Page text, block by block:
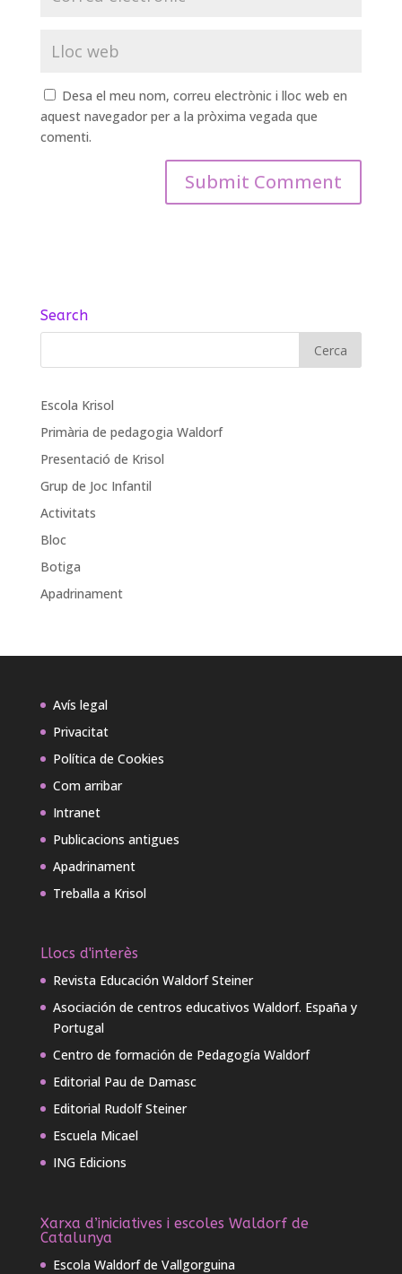
Desa el meu nom, correu electrònic i lloc web en
aquest navegador per a la pròxima vegada que
comenti.
Search
Escola Krisol
Primària de pedagogia Waldorf
Presentació de Krisol
Grup de Joc Infantil
Activitats
Bloc
Botiga
Apadrinament
Avís legal
Privacitat
Política de Cookies
Com arribar
Intranet
Publicacions antigues
Apadrinament
Treballa a Krisol
Llocs d'interès
Revista Educación Waldorf Steiner
Asociación de centros educativos Waldorf. España y
Portugal
Centro de formación de Pedagogía Waldorf
Editorial Pau de Damasc
Editorial Rudolf Steiner
Escuela Micael
ING Edicions
Xarxa d’iniciatives i escoles Waldorf de
Catalunya
Escola Waldorf de Vallgorguina